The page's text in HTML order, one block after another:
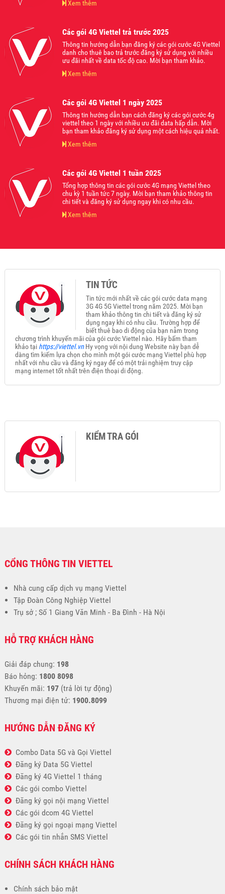
Xem thêm
Các gói 4G Viettel trả trước 2025
Thông tin hướng dẫn bạn đăng ký các gói cước 4G Viettel
danh cho thuê bao trả trước đăng ký sử dụng với nhiều
ưu đãi nhất về data tốc độ cao. Mời bạn tham khảo.
Xem thêm
Các gói 4G Viettel 1 ngày 2025
Thông tin hướng dẫn bạn cách đăng ký các gói cước 4g
viettel theo 1 ngày với nhiều ưu đãi data hấp dẫn. Mời
bạn tham khảo đăng ký sử dụng một cách hiệu quả nhất.
Xem thêm
Các gói 4G Viettel 1 tuần 2025
Tổng hợp thông tin các gói cước 4G mạng Viettel theo
chu kỳ 1 tuần tức 7 ngày. Mời bạn tham khảo thông tin
chi tiết và đăng ký sử dụng ngay khi có nhu cầu.
Xem thêm
TIN TỨC
Tin tức mới nhất về các gói cước data mạng
3G 4G 5G Viettel trong năm 2025. Mời bạn
tham khảo thông tin chi tiết và đăng ký sử
dụng ngay khi có nhu cầu. Trường hợp để
biết thuê bao di động của bạn nằm trong
chương trình khuyến mãi của gói cước Viettel nào. Hãy bấm tham
khảo tại https://viettel.vnHy vọng với nội dung Website này bạn dễ
dàng tìm kiếm lựa chọn cho mình một gói cước mạng Viettel phù hợp
nhất với nhu cầu và đăng ký ngay để có một trải nghiệm truy cập
mạng internet tốt nhất trên điện thoại di động.
KIỂM TRA GÓI
CỔNG THÔNG TIN VIETTEL
Nhà cung cấp dịch vụ mạng Viettel
Tập Đoàn Công Nghiệp Viettel
Trụ sở ; Số 1 Giang Văn Minh - Ba Đình - Hà Nội
HỖ TRỢ KHÁCH HÀNG
Giải đáp chung: 198
Báo hỏng: 1800 8098
Khuyến mãi: 197 (trả lời tự động)
Thương mại điện tử: 1900.8099
HƯỚNG DẪN ĐĂNG KÝ
Combo Data 5G và Gọi Viettel
Đăng ký Data 5G Viettel
Đăng ký 4G Viettel 1 tháng
Các gói combo Viettel
Đăng ký gọi nội mạng Viettel
Các gói dcom 4G Viettel
Đăng ký gọi ngoại mạng Viettel
Các gói tin nhắn SMS Viettel
CHÍNH SÁCH KHÁCH HÀNG
Chính sách bảo mật